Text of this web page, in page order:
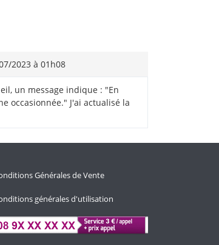
2023 à 01h08
un message indique : "En
occasionnée." J'ai actualisé la
Générales de Vente
générales d'utilisation